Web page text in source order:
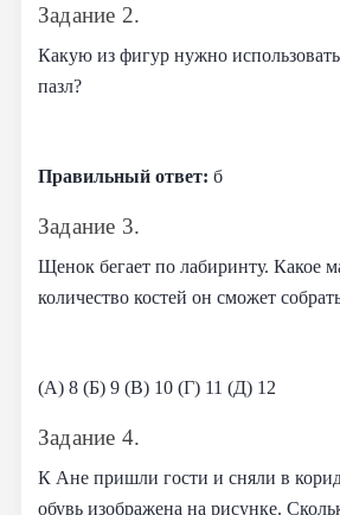
Задание 2.
Какую из фигур нужно
пазл?
Правильный ответ: б
Задание 3.
Щенок бегает по лабиринту. Какое
количество костей он сможет
(А) 8 (Б) 9 (В) 10 (Г) 11 (Д) 12
Задание 4.
К Ане пришли гости и сняли в
обувь изображена на рисунке.